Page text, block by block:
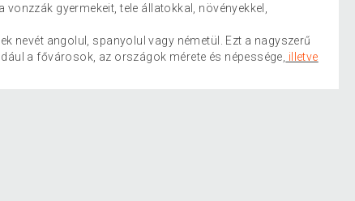
vonzzák gyermekeit, tele állatokkal, növényekkel,
nevét angolul, spanyolul vagy németül. Ezt a nagyszerű
a fővárosok, az országok mérete és népessége, illetve